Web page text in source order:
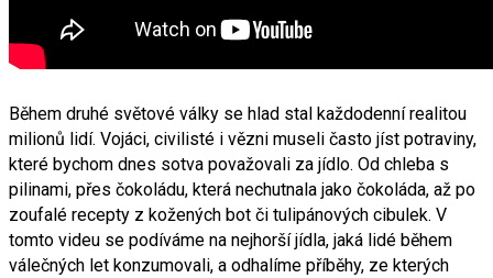
Během druhé světové války se hlad stal každodenní realitou
milionů lidí. Vojáci, civilisté i vězni museli často jíst potraviny,
které bychom dnes sotva považovali za jídlo. Od chleba s
pilinami, přes čokoládu, která nechutnala jako čokoláda, až po
zoufalé recepty z kožených bot či tulipánových cibulek. V
tomto videu se podíváme na nejhorší jídla, jaká lidé během
válečných let konzumovali, a odhalíme příběhy, ze kterých